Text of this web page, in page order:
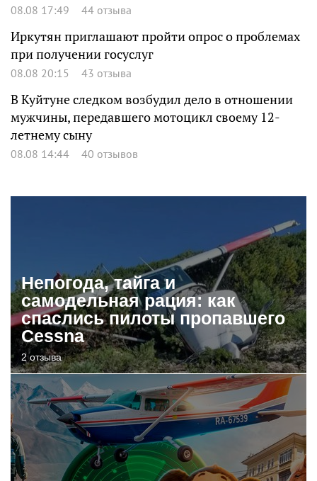
08.08 17:49 44 отзыва
Иркутян приглашают пройти опрос о проблемах
при получении госуслуг
08.08 20:15 43 отзыва
В Куйтуне следком возбудил дело в отношении
мужчины, передавшего мотоцикл своему 12-
летнему сыну
08.08 14:44 40 отзывов
Непогода, тайга и
самодельная рация: как
спаслись пилоты пропавшего
Cessna
2 отзыва